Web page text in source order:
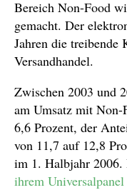
Bereich Non-Food
gemacht. Der
Jahren die treibende
Versandhandel.
Zwischen 2003 und
am Umsatz mit
6,6 Prozent, der
von 11,7 auf 12,8
im 1. Halbjahr 2006.
ihrem